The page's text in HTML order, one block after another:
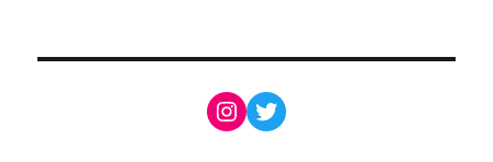
Instagram
Twitter